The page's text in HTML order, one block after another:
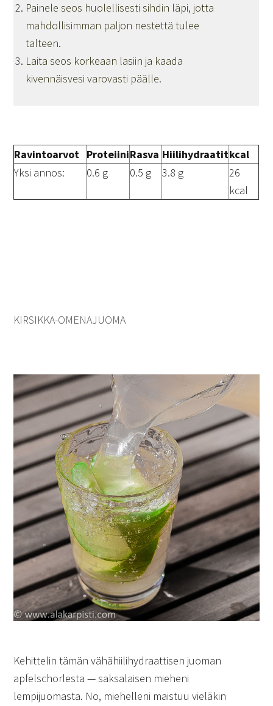
Painele seos huolellisesti sihdin läpi, jotta
mahdollisimman paljon nestettä tulee
talteen.
Laita seos korkeaan lasiin ja kaada
kivennäisvesi varovasti päälle.
Ravintoarvot ProteiiniRasva Hiilihydraatitkcal
Yksi annos:
0.6 g 0.5 g 3.8 g
26
kcal
KIRSIKKA-OMENAJUOMA
Kehittelin tämän vähähiilihydraattisen juoman
apfelschorlesta — saksalaisen mieheni
lempijuomasta. No, miehelleni maistuu vieläkin